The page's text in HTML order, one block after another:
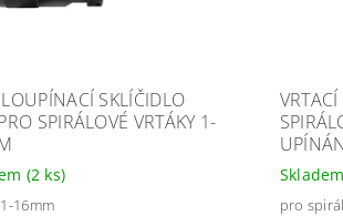
SKLÍČIDLO
SPIRÁLOVÉ VRTÁKY 1-
(2 ks)
16mm pro